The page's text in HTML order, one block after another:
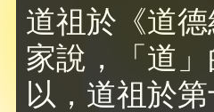
道祖於《道
家說，「道
以，道祖於